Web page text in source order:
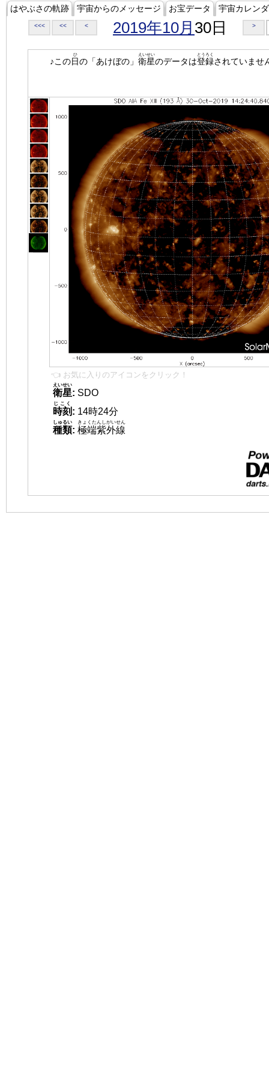
はやぶさの軌跡 宇宙からのメッセージ お宝データ 宇宙カレン
<<< << < 2019年10月 30日 >
♪この日
ひ
の「あけぼの」 衛星
えいせい
のデータは登録
とうろく
されていませ
👈 お気に入りのアイコンをクリック！
衛星
えいせい
: SDO
時刻
じこく
: 14時24分
種類
しゅるい
: 極端紫外線
きょくたんしがいせん